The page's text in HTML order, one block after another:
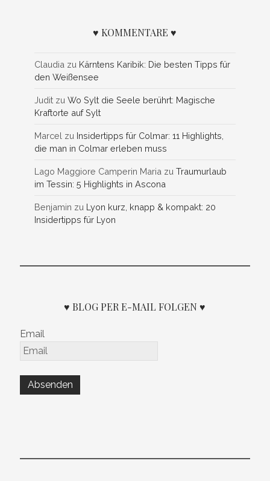
♥ KOMMENTARE ♥
Claudia zu Kärntens Karibik: Die besten Tipps für
den Weißensee
Judit zuWo Sylt die Seele berührt: Magische
Kraftorte auf Sylt
Marcel zu Insidertipps für Colmar: 11 Highlights,
die man in Colmar erleben muss
Lago Maggiore Camperin Maria zuTraumurlaub
im Tessin: 5 Highlights in Ascona
Benjamin zu Lyon kurz, knapp & kompakt: 20
Insidertipps für Lyon
♥ BLOG PER E-MAIL FOLGEN ♥
Email